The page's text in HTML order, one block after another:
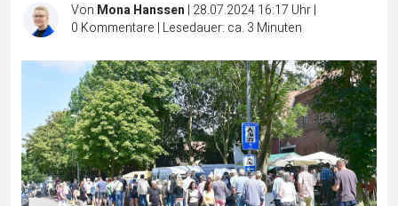
Von Mona Hanssen | 28.07.2024 16:17 Uhr|
0 Kommentare | Lesedauer: ca. 3 Minuten